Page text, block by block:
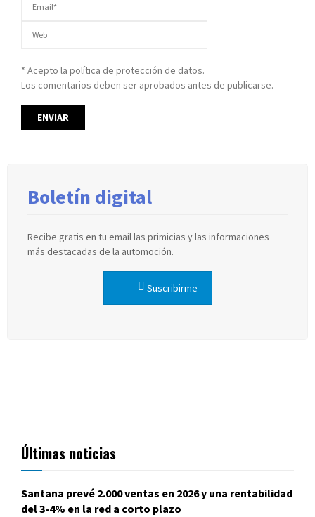
* Acepto la política de protección de datos.
Los comentarios deben ser aprobados antes de publicarse.
Boletín digital
Recibe gratis en tu email las primicias y las informaciones
más destacadas de la automoción.
Suscribirme
Últimas noticias
Santana prevé 2.000 ventas en 2026 y una rentabilidad
del 3-4% en la red a corto plazo